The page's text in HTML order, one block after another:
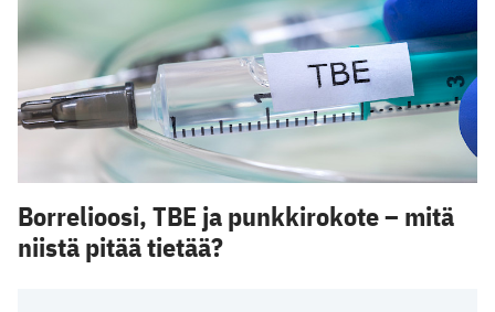
Borrelioosi, TBE ja punkkirokote – mitä
niistä pitää tietää?